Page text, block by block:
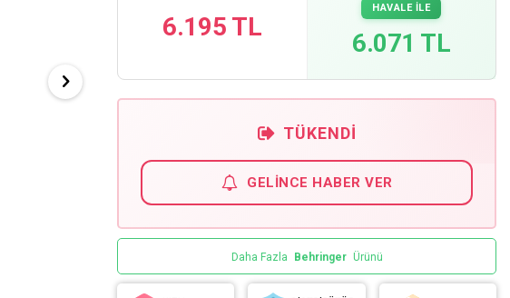
6.195 TL
HAVALE İLE
6.071 TL
TÜKENDI
GELINCE HABER VER
Daha Fazla Behringer Ürünü